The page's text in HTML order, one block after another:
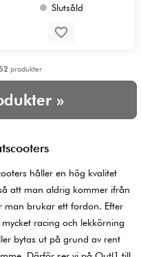
Slutsåld
produkter
»
håller en hög kvalitet
att man aldrig kommer ifrån
man brukar ett fordon. Efter
racing och lekkörning
bytas ut på grund av rent